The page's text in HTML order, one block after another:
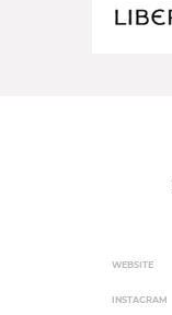
WEBSITE
INSTAGRAM